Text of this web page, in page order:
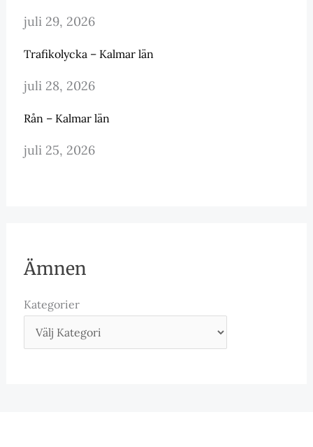
juli 29, 2026
Trafikolycka – Kalmar län
juli 28, 2026
Rån – Kalmar län
juli 25, 2026
Ämnen
Kategorier